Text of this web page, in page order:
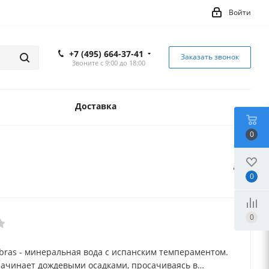
Войти
+7 (495) 664-37-41
Звоните с 9:00 до 18:00
Заказать звонок
Доставка
- минеральная вода с испанским темпераментом.
дождевыми осадками, просачиваясь в
0
0
0